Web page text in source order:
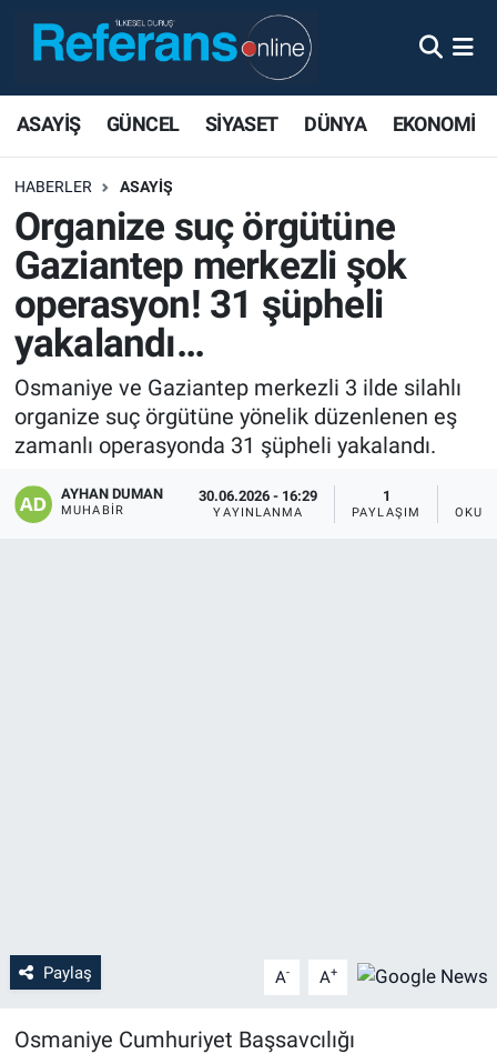
ASAYİŞ GÜNCEL SİYASET DÜNYA EKONOMİ
HABERLER ASAYİŞ
Organize suç örgütüne
Gaziantep merkezli şok
operasyon! 31 şüpheli
yakalandı…
Osmaniye ve Gaziantep merkezli 3 ilde silahlı
organize suç örgütüne yönelik düzenlenen eş
zamanlı operasyonda 31 şüpheli yakalandı.
AYHAN DUMAN
MUHABIR
30.06.2026 - 16:29
YAYINLANMA
1
PAYLAŞIM
Paylaş A- A+
Osmaniye Cumhuriyet Başsavcılığı